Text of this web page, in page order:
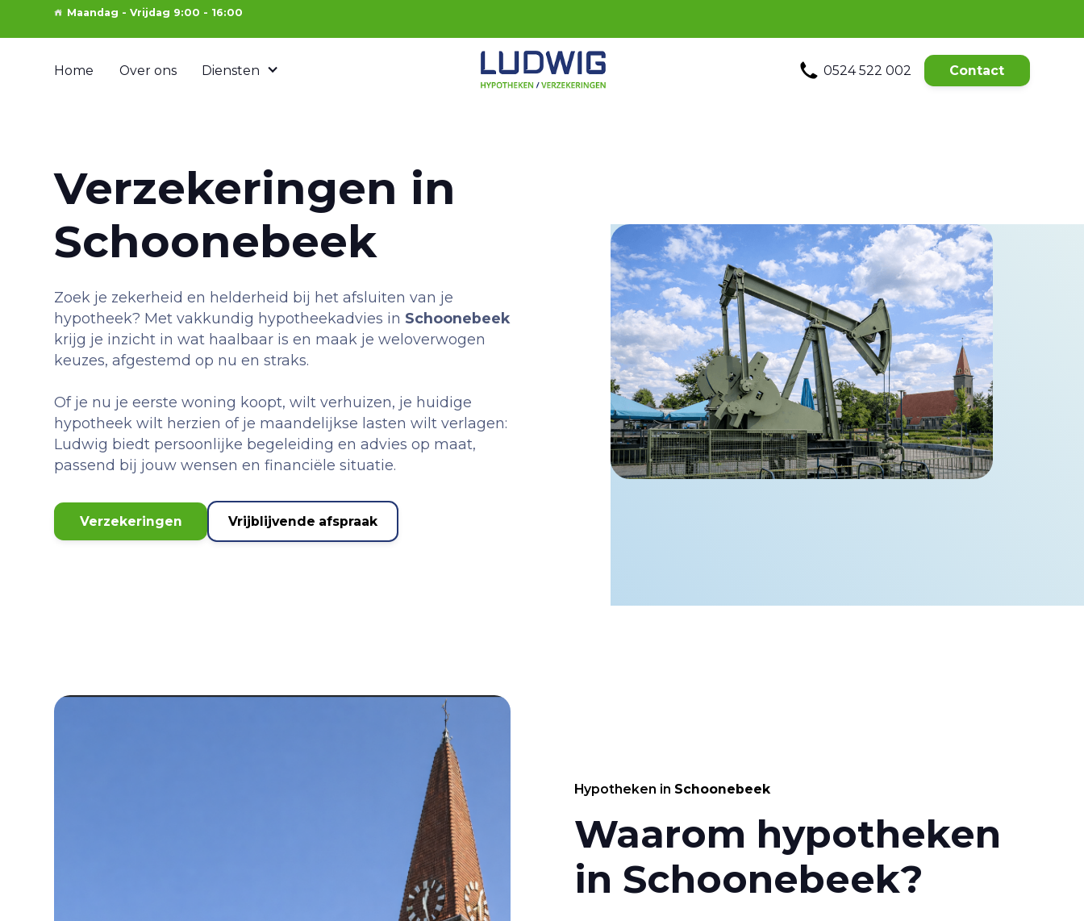
Maandag - Vrijdag 9:00 - 16:00
Home Over ons Diensten 0524 522 002 Contact
Verzekeringen in
Schoonebeek
Zoek je zekerheid en helderheid bij het afsluiten van je
hypotheek? Met vakkundig hypotheekadvies in Schoonebeek
krijg je inzicht in wat haalbaar is en maak je weloverwogen
keuzes, afgestemd op nu en straks.
Of je nu je eerste woning koopt, wilt verhuizen, je huidige
hypotheek wilt herzien of je maandelijkse lasten wilt verlagen:
Ludwig biedt persoonlijke begeleiding en advies op maat,
passend bij jouw wensen en financiële situatie.
Verzekeringen Vrijblijvende afspraak
Hypotheken in Schoonebeek
Waarom hypotheken
in Schoonebeek?